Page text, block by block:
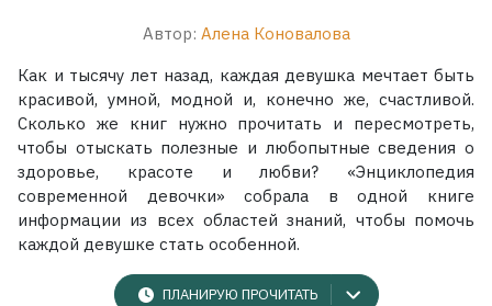
Автор: Алена Коновалова
Как и тысячу лет назад, каждая девушка мечтает быть
красивой, умной, модной и, конечно же, счастливой.
Сколько же книг нужно прочитать и пересмотреть,
чтобы отыскать полезные и любопытные сведения о
здоровье, красоте и любви? «Энциклопедия
современной девочки» собрала в одной книге
информации из всех областей знаний, чтобы помочь
каждой девушке стать особенной.
ПЛАНИРУЮ ПРОЧИТАТЬ